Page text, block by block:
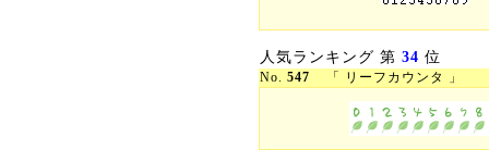
人気ランキング 第 34 位
No. 547 「 リーフカウンタ 」